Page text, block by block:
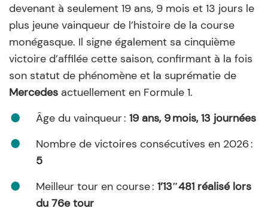
devenant à seulement 19 ans, 9 mois et 13 jours le
plus jeune vainqueur de l’histoire de la course
monégasque. Il signe également sa cinquième
victoire d’affilée cette saison, confirmant à la fois
son statut de phénomène et la suprématie de
Mercedes actuellement en Formule 1.
Âge du vainqueur : 19 ans, 9 mois, 13 journées
Nombre de victoires consécutives en 2026 :
5
Meilleur tour en course : 1’13″481 réalisé lors
du 76e tour